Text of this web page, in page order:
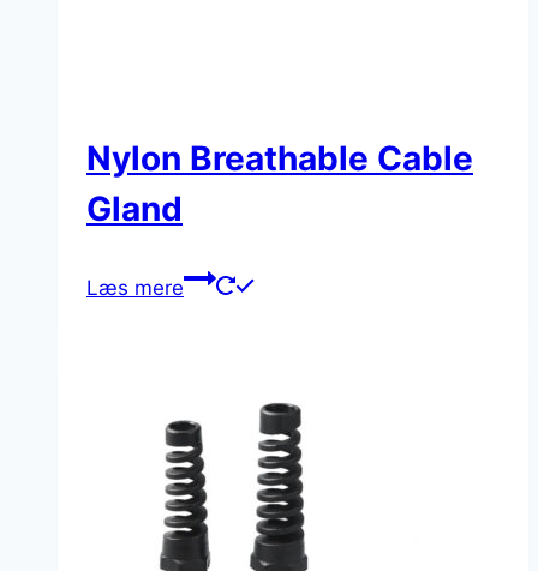
Nylon Breathable Cable
Gland
Læs mere